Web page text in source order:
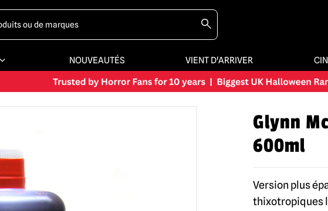
NOUVEAUTÉS VIENT D'ARRIVER
Glynn
600ml
Version plus
thixotropiques